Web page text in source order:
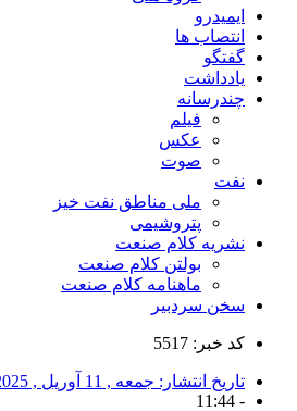
ایمیدرو
انتصاب ها
گفتگو
یادداشت
چندرسانه
فیلم
عکس
صوت
نفت
ملی مناطق نفت خیز
پتروشیمی
نشریه کلام صنعت
بولتن کلام صنعت
ماهنامه کلام صنعت
سخن سردبیر
کد خبر: 5517
تاریخ انتشار: جمعه , 11 آوریل , 2025
-
11:44